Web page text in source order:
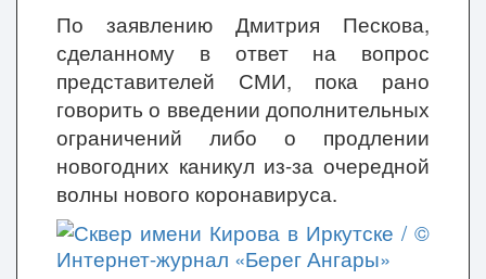
По заявлению Дмитрия Пескова,
сделанному в ответ на вопрос
представителей СМИ, пока рано
говорить о введении дополнительных
ограничений либо о продлении
новогодних каникул из-за очередной
волны нового коронавируса.